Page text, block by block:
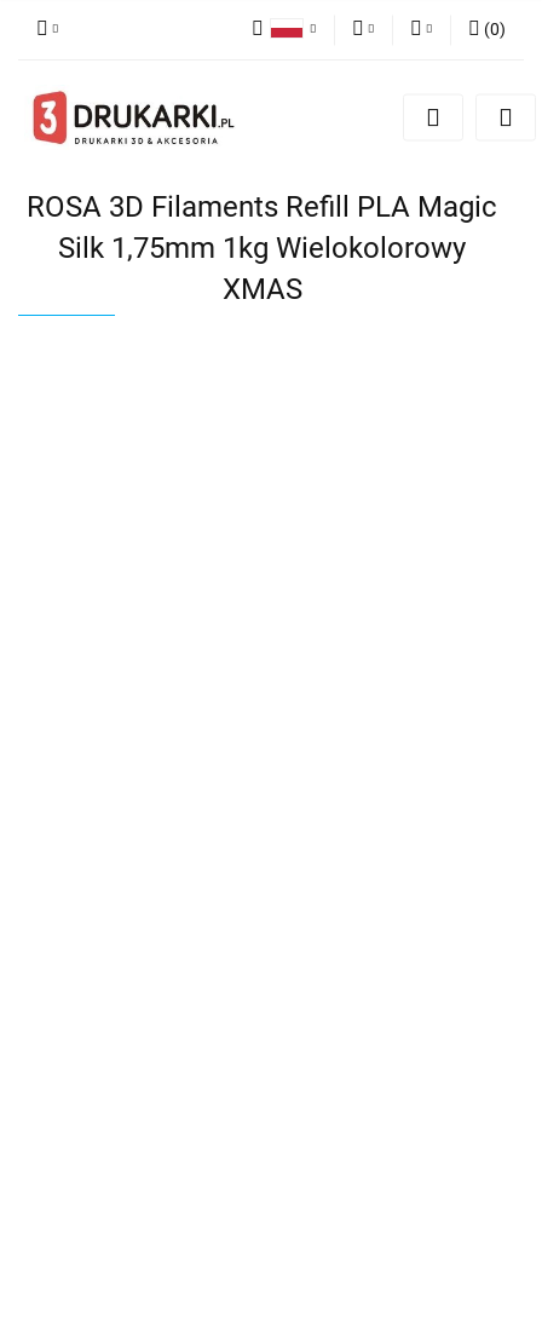
English
Zarejestruj się
(0)
ROSA 3D Filaments Refill PLA Magic
Silk 1,75mm 1kg Wielokolorowy
XMAS